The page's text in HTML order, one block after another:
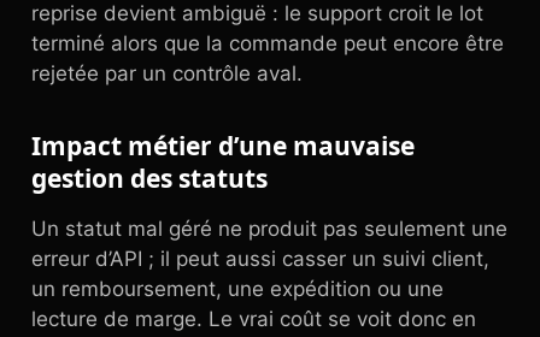
reprise devient ambiguë : le support croit le lot
terminé alors que la commande peut encore être
rejetée par un contrôle aval.
Impact métier d’une mauvaise
gestion des statuts
Un statut mal géré ne produit pas seulement une
erreur d’API ; il peut aussi casser un suivi client,
un remboursement, une expédition ou une
lecture de marge. Le vrai coût se voit donc en